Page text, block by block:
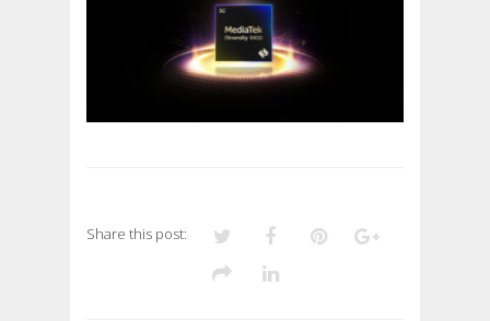
Share this post: